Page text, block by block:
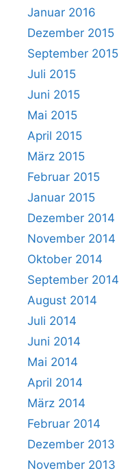
Januar 2016
Dezember 2015
September 2015
Juli 2015
Juni 2015
Mai 2015
April 2015
März 2015
Februar 2015
Januar 2015
Dezember 2014
November 2014
Oktober 2014
September 2014
August 2014
Juli 2014
Juni 2014
Mai 2014
April 2014
März 2014
Februar 2014
Dezember 2013
November 2013